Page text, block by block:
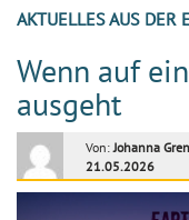
AKTUELLES AUS DER
Wenn auf
ausgeht
Von:Johanna
21.05.2026